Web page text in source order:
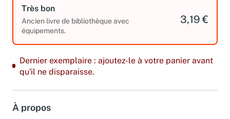
Très bon
Ancien livre de bibliothèque avec
équipements.
3,19 €
Dernier exemplaire : ajoutez-le à votre panier avant
qu'il ne disparaisse.
À propos